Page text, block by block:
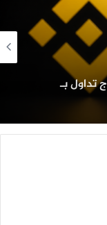
تداول بـ